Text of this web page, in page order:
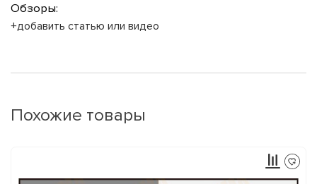
Обзоры:
+добавить статью или видео
Похожие товары